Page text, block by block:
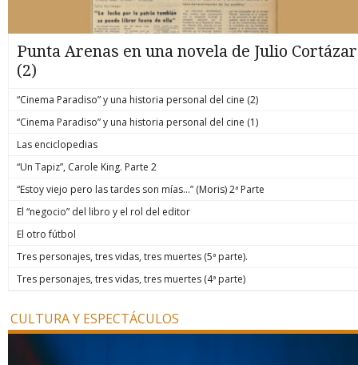
Punta Arenas en una novela de Julio Cortázar
(2)
“Cinema Paradiso” y una historia personal del cine (2)
“Cinema Paradiso” y una historia personal del cine (1)
Las enciclopedias
“Un Tapiz”, Carole King. Parte 2
“Estoy viejo pero las tardes son mías…” (Moris) 2ª Parte
El “negocio” del libro y el rol del editor
El otro fútbol
Tres personajes, tres vidas, tres muertes (5ª parte).
Tres personajes, tres vidas, tres muertes (4ª parte)
CULTURA Y ESPECTÁCULOS